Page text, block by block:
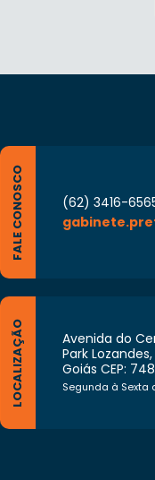
da Avaliação
do
da função,
Trabalho dos
suas funções que
FALE CONOSCO
(62) 3416-
LOCALIZAÇÃO
Avenida do
Park
Goiás CEP:
Segunda à Sexta